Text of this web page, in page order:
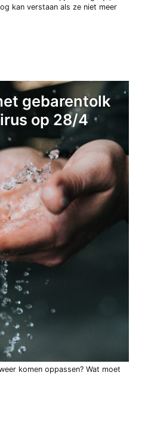
kan verstaan als ze niet meer
gebarentolk
op 28/4
komen oppassen? Wat moet